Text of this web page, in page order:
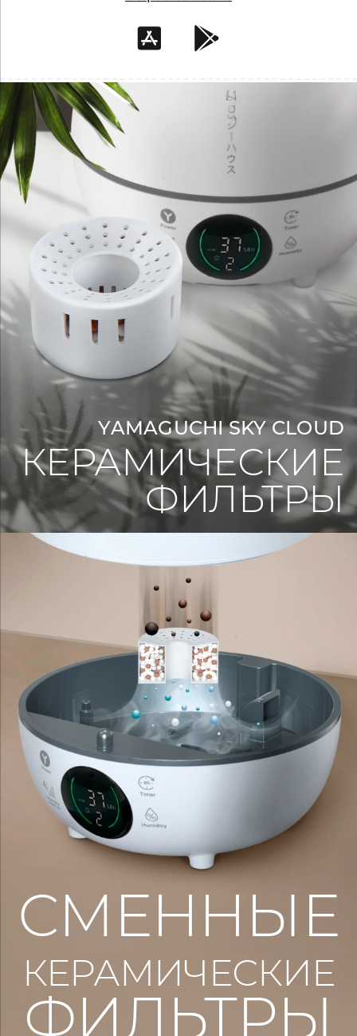
YAMAGUCHI SKY CLOUD
КЕРАМИЧЕСКИЕ
ФИЛЬТРЫ
СМЕННЫЕ
КЕРАМИЧЕСКИЕ
ФИЛЬТРЫ